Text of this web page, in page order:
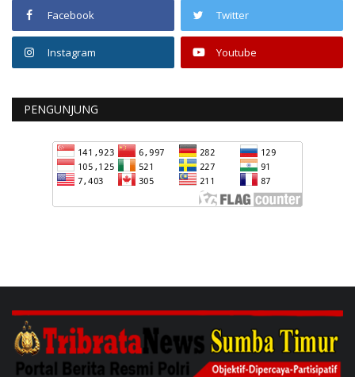
Facebook Twitter
Instagram Youtube
PENGUNJUNG